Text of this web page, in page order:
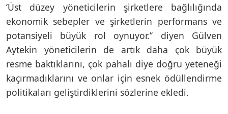
’Üst düzey yöneticilerin şirketlere bağlılığında
ekonomik sebepler ve şirketlerin performans ve
potansiyeli büyük rol oynuyor.’’ diyen Gülven
Aytekin yöneticilerin de artık daha çok büyük
resme baktıklarını, çok pahalı diye doğru yeteneği
kaçırmadıklarını ve onlar için esnek ödüllendirme
politikaları geliştirdiklerini sözlerine ekledi.